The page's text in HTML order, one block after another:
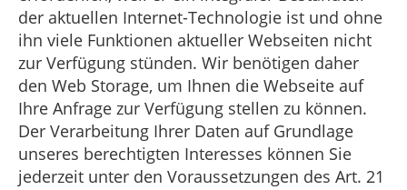
der aktuellen Internet-Technologie ist und ohne
ihn viele Funktionen aktueller Webseiten nicht
zur Verfügung stünden. Wir benötigen daher
den Web Storage, um Ihnen die Webseite auf
Ihre Anfrage zur Verfügung stellen zu können.
Der Verarbeitung Ihrer Daten auf Grundlage
unseres berechtigten Interesses können Sie
jederzeit unter den Voraussetzungen des Art. 21